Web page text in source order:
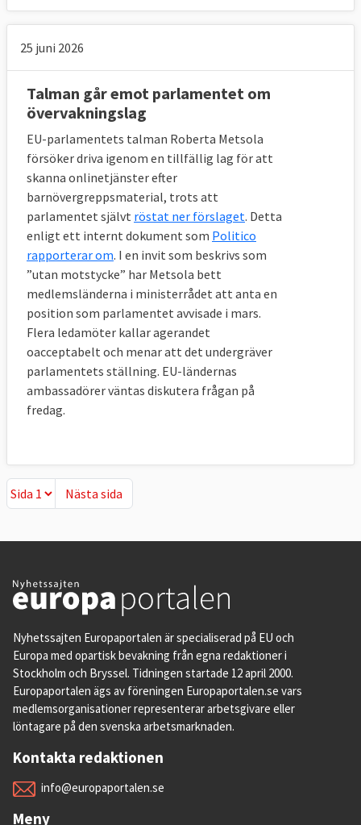
25 juni 2026
Talman går emot parlamentet om
övervakningslag
EU-parlamentets talman Roberta Metsola
försöker driva igenom en tillfällig lag för att
skanna onlinetjänster efter
barnövergreppsmaterial, trots att
parlamentet självt röstat ner förslaget. Detta
enligt ett internt dokument som Politico
rapporterar om. I en invit som beskrivs som
”utan motstycke” har Metsola bett
medlemsländerna i ministerrådet att anta en
position som parlamentet avvisade i mars.
Flera ledamöter kallar agerandet
oacceptabelt och menar att det undergräver
parlamentets ställning. EU-ländernas
ambassadörer väntas diskutera frågan på
fredag.
Nästa sida
Nästa sida
Nyhetssajten Europaportalen är specialiserad på EU och
Europa med opartisk bevakning från egna redaktioner i
Stockholm och Bryssel. Tidningen startade 12 april 2000.
Europaportalen ägs av föreningen Europaportalen.se vars
medlemsorganisationer representerar arbetsgivare eller
löntagare på den svenska arbetsmarknaden.
Kontakta redaktionen
info@europaportalen.se
Meny